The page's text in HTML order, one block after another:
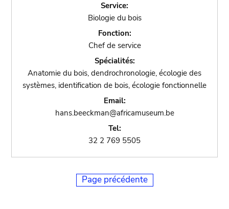
Service:
Biologie du bois
Fonction:
Chef de service
Spécialités:
Anatomie du bois, dendrochronologie, écologie des
systèmes, identification de bois, écologie fonctionnelle
Email:
hans.beeckman@africamuseum.be
Tel:
32 2 769 5505
Page précédente